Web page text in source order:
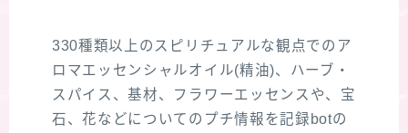
330種類以上のスピリチュアルな観点でのア
ロマエッセンシャルオイル(精油)、ハーブ・
スパイス、基材、フラワーエッセンスや、宝
石、花などについてのプチ情報を記録botの